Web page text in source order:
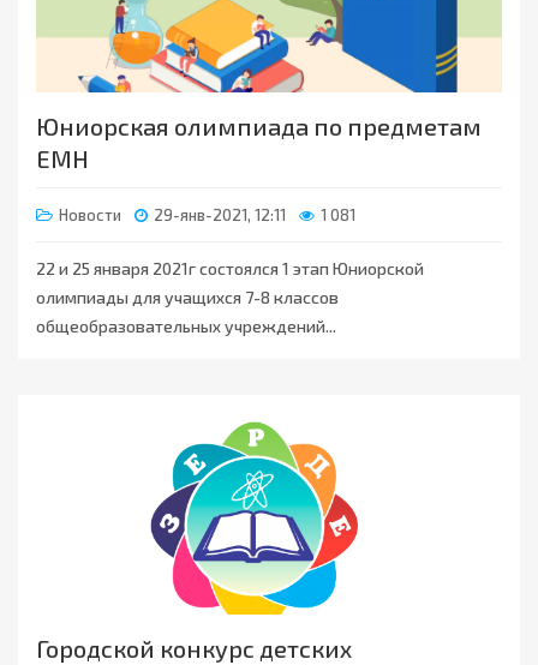
Юниорская олимпиада по предметам
ЕМН
Новости 29-янв-2021, 12:11 1 081
22 и 25 января 2021г состоялся 1 этап Юниорской
олимпиады для учащихся 7-8 классов
общеобразовательных учреждений...
Городской конкурс детских